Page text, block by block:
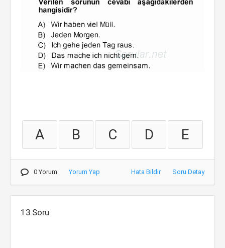
A B C D E
0 Yorum Yorum Yap Hata Bildir Soru Detay
13.Soru